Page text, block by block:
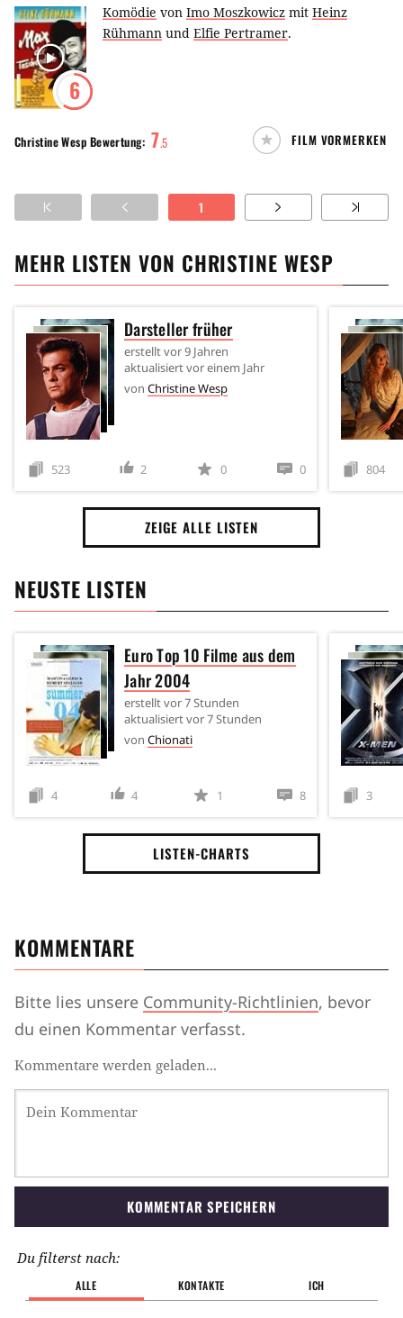
6
Komödie von Imo Moszkowicz mit Heinz
Rühmann und Elfie Pertramer.
Christine Wesp Bewertung: 7.5 FILM VORMERKEN
1
MEHR LISTEN VON CHRISTINE WESP
Darsteller früher
erstelltvor 9 Jahren
aktualisiertvor einem Jahr
von Christine Wesp
523 2 0 0 804
ZEIGE ALLE LISTEN
NEUSTE LISTEN
Euro Top 10 Filme aus dem
Jahr 2004
erstelltvor 7 Stunden
aktualisiertvor 7 Stunden
von Chionati
4 4 1 8 3
LISTEN-CHARTS
KOMMENTARE
Bitte lies unsere Community-Richtlinien, bevor
du einen Kommentar verfasst.
Kommentare werden geladen...
KOMMENTAR SPEICHERN
Du filterst nach:
ALLE KONTAKTE ICH